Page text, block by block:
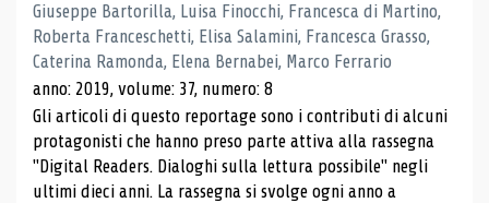
Giuseppe Bartorilla, Luisa Finocchi, Francesca di Martino,
Roberta Franceschetti, Elisa Salamini, Francesca Grasso,
Caterina Ramonda, Elena Bernabei, Marco Ferrario
anno: 2019, volume: 37, numero: 8
Gli articoli di questo reportage sono i contributi di alcuni
protagonisti che hanno preso parte attiva alla rassegna
"Digital Readers. Dialoghi sulla lettura possibile" negli
ultimi dieci anni. La rassegna si svolge ogni anno a